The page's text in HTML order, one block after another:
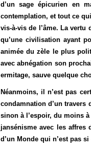
d’un sage épicurien en
contemplation, et tout ce
vis-à-vis de l’âme. La
qu’une civilisation ayant
animée du zèle le plus
avec abnégation son
ermitage, sauve quelque
Néanmoins, il n’est pas
condamnation d’un travers
sinon à l’espoir, du moins
jansénisme avec les affres
d’un Monde qui n’est pas